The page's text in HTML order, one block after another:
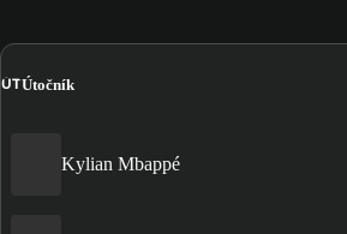
ÚTÚtočník
Kylian Mbappé